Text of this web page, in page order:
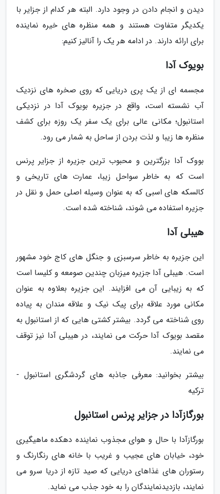
دیدن و انجام دادن در وجود دارد. البته هر کدام از جزایر با
یکدیگر متفاوت هستند و همه منظره های خیره نماینده
برای ارائه دارند. در ادامه هر یک را آنالیز کنیم:
بویوک آدا
مجسمه ای از یک پری دریایی که روی صخره های نزدیک
آب نشسته است، واقع در جزیره بویوک آدا در نزدیکی
استانبول؛ مکانی عالی برای یک سفر یک روزه برای کشف
منظره ها زیبا و لذت بردن از ساحل به شمار می رود.
بووک آدا بزرگترین و محبوب ترین جزیره از جزایر پرنس
است که به خاطر سواحل زیبا، عمارت های تاریخی و
کالسکه های اسبی که به عنوان وسیله اصلی حمل و نقل در
جزیره استفاده می شوند، شناخته شده است.
هیبلی آدا
این جزیره به خاطر سرسبزی و جنگل های کاج خود مشهور
است. هیبلی آدا جزیره میزبان چندین صومعه و کلیسا است
که به زیبایی آن می افزایند. این جزیره بعلاوه به عنوان
مکانی مورد علاقه برای پیک نیک و علاقه مندان به پیاده
روی شناخته می گردد. بیشتر کشتی هایی که از استانبول به
مقصد بویوک آدا حرکت می نمایند، در هیبلی آدا نیز توقف
می نمایند.
بیشتر بخوانید: معرفی جاذبه های گردشگری استانبول -
ترکیه
بورگازآدا در جزایر پرنس استانبول
بورگازآدا با حال و هوای مجذوب نماینده دهکده ماهیگیری
خود، خیابان های عجیب و غریب با خانه های رنگارنگ و
رستوران های غذاهای دریایی که صید تازه از دریا سرو می
نمایند، بازدیدنمایندگان را به خود جذب می نماید.